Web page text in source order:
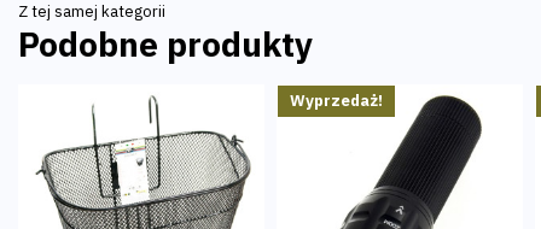
Z tej samej kategorii
Podobne produkty
Wyprzedaż!